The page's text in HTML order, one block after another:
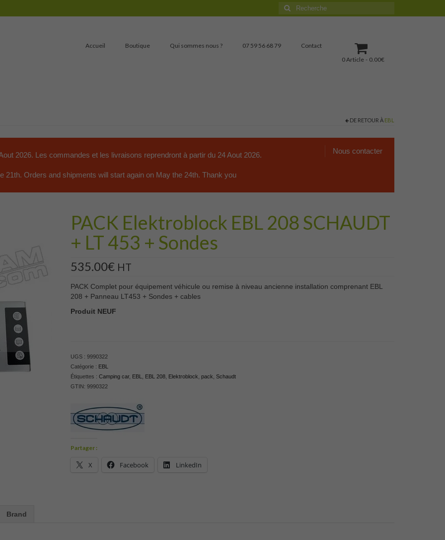
Rechercher
:
Accueil Boutique Qui sommes nous ? 07 59 56 68 79
Contact
0 Article
0.00€
DE RETOUR À EBL
Nous contacter
2026. Les commandes et les livraisons reprendront à partir du 24 Aout 2026.
21th. Orders and shipments will start again on May the 24th. Thank you
PACK Elektroblock EBL 208 SCHAUDT
+ LT 453 + Sondes
535.00€ HT
PACK Complet pour équipement véhicule ou remise à niveau ancienne installation comprenant EBL
208 + Panneau LT453 + Sondes + cables
Produit NEUF
UGS : 9990322
Catégorie : EBL
Étiquettes : Camping car, EBL EBL 208, Elektroblock pack Schaudt
GTIN: 9990322
Partager :
X Facebook LinkedIn
Brand